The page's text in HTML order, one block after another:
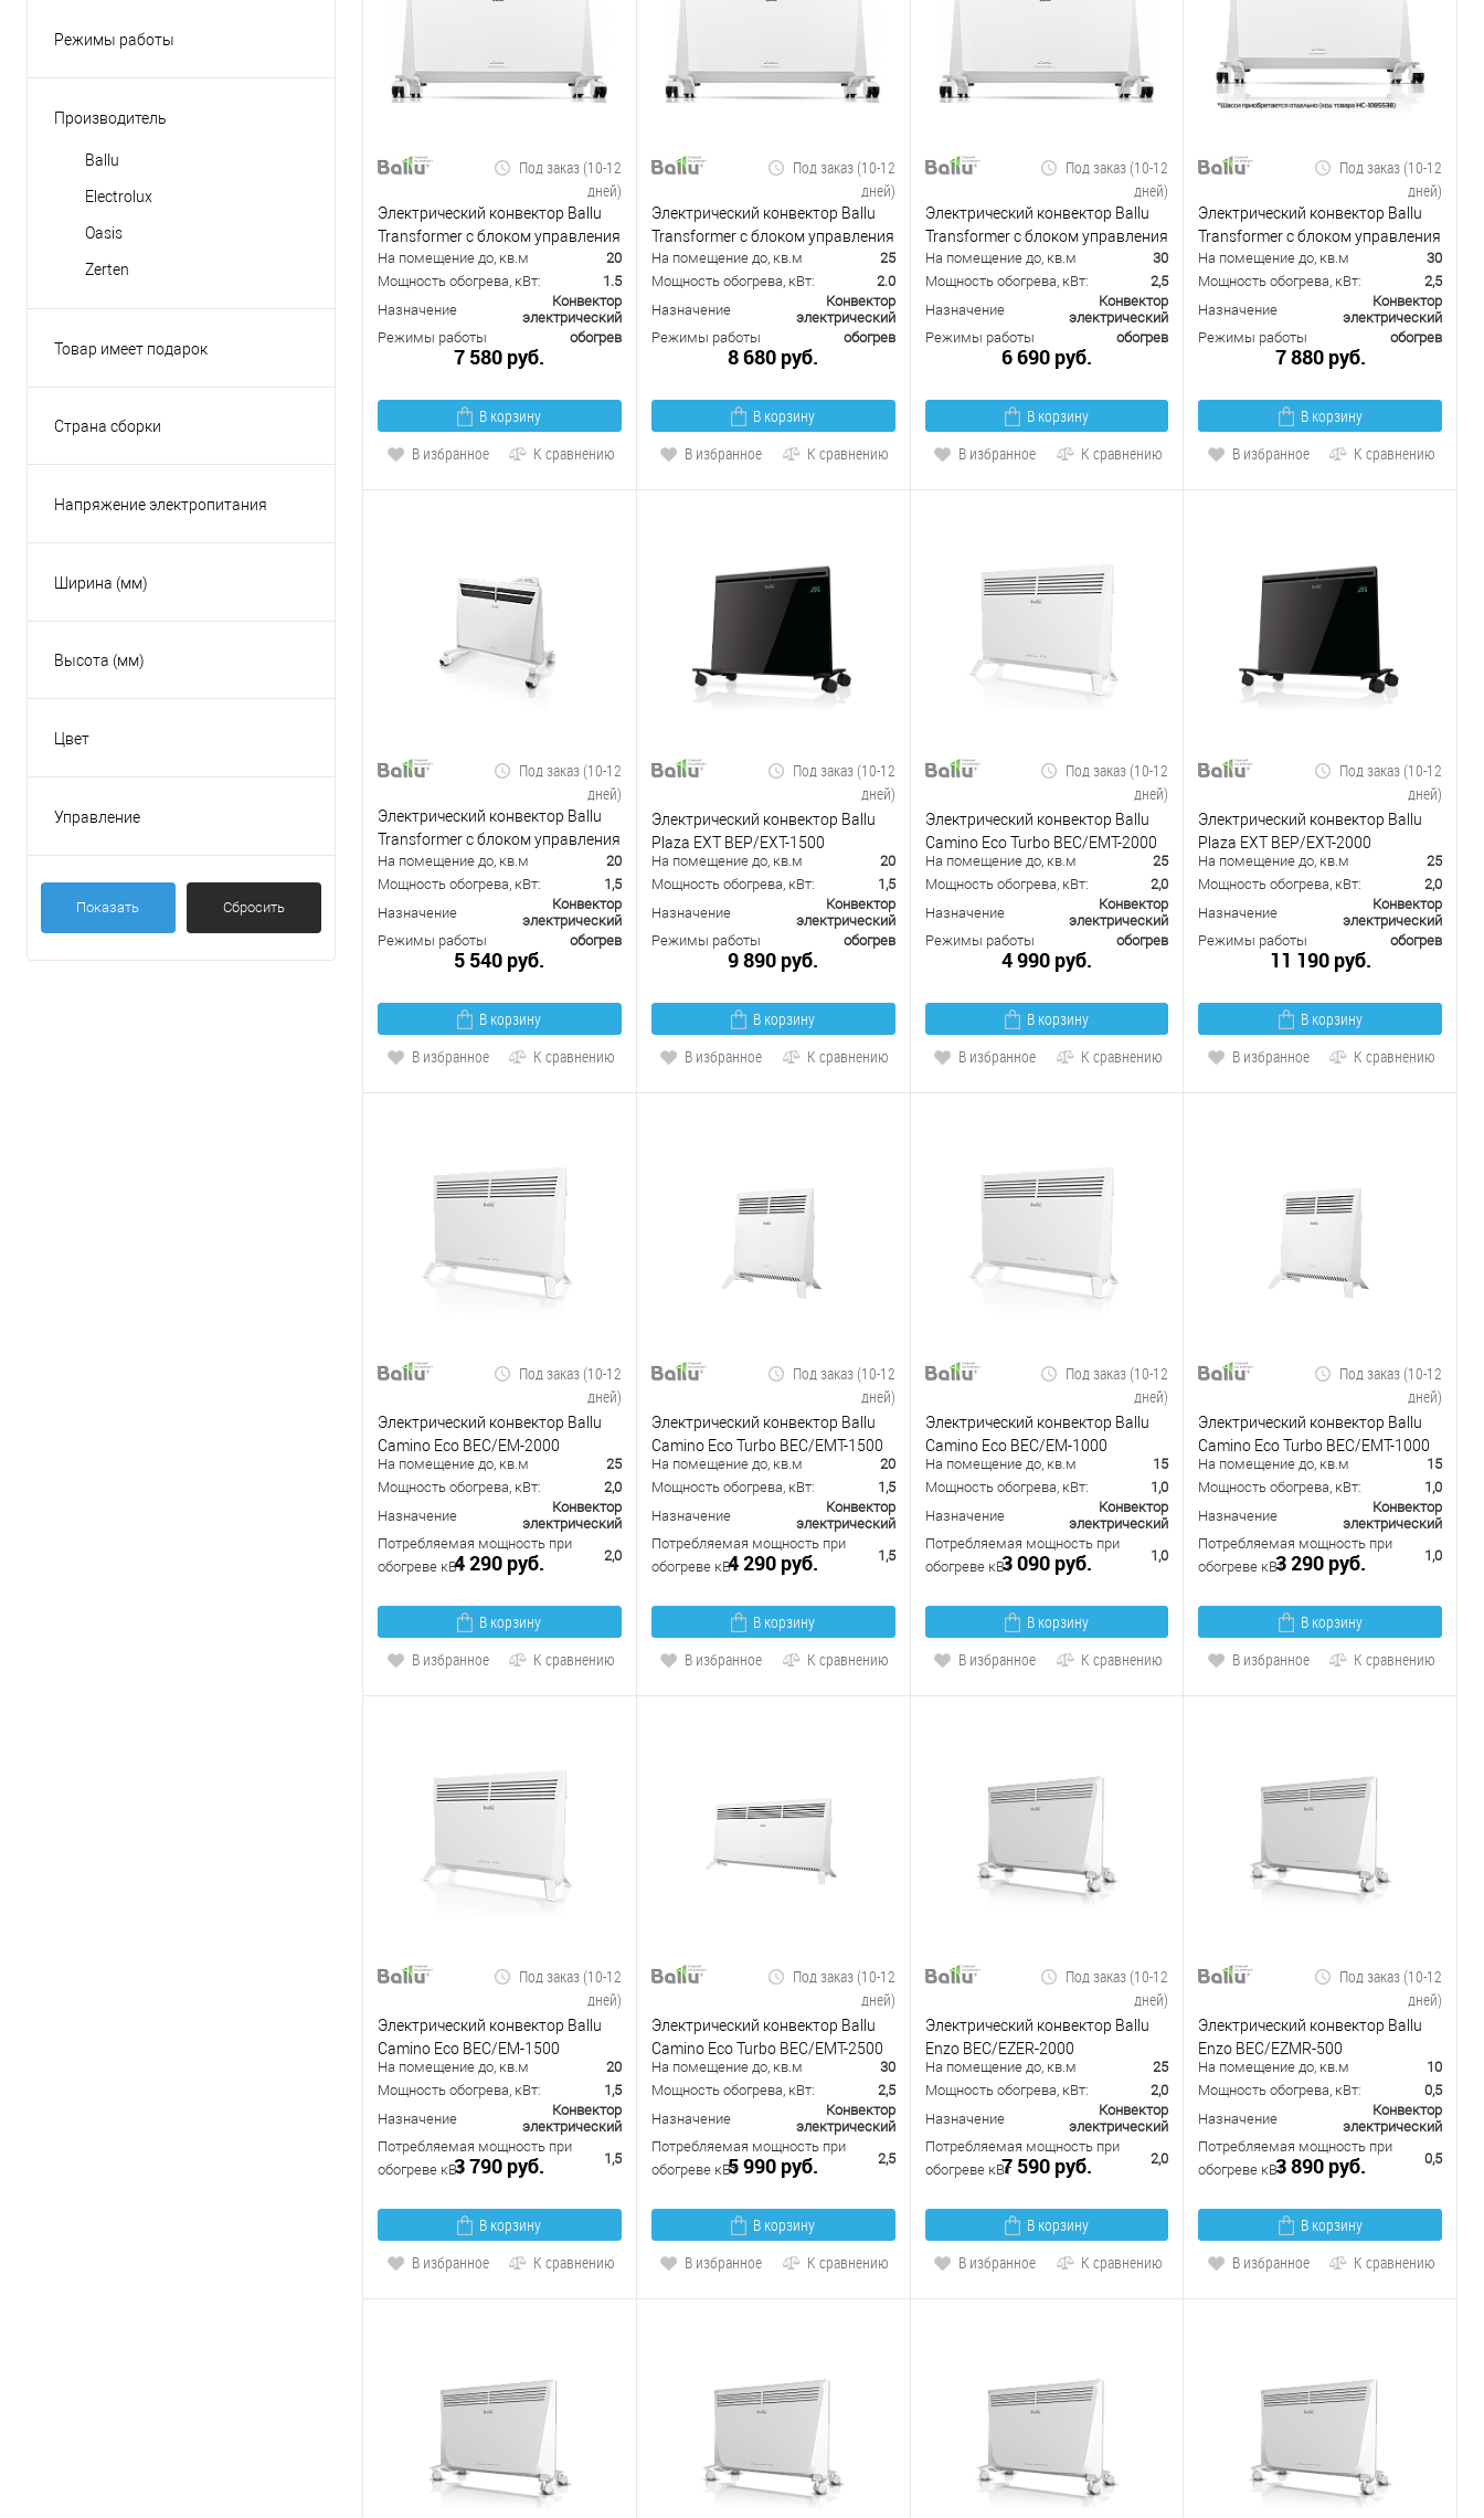
Режимы работы
Производитель
Ballu
Electrolux
Oasis
Zerten
Товар имеет подарок
Страна сборки
Напряжение электропитания
Ширина (мм)
Высота (мм)
Цвет
Управление
Показать Сбросить
Под заказ (10-12
дней)
Электрический конвектор Ballu
Transformer с блоком управления
BEC/EVU-1500-I (инверторный)
На помещение до, кв.м
20
Мощность обогрева, кВт:
1.5
Назначение
Конвектор
электрический
Режимы работы
обогрев
7 580 руб.
В корзину
В избранное
К сравнению
Под заказ (10-12
дней)
Электрический конвектор Ballu
Transformer с блоком управления
BEC/EVU-2000-I (инверторный)
На помещение до, кв.м
25
Мощность обогрева, кВт:
2.0
Назначение
Конвектор
электрический
Режимы работы
обогрев
8 680 руб.
В корзину
В избранное
К сравнению
Под заказ (10-12
дней)
Электрический конвектор Ballu
Transformer с блоком управления
BEC/EVU-2500-M (механический)
На помещение до, кв.м
30
Мощность обогрева, кВт:
2,5
Назначение
Конвектор
электрический
Режимы работы
обогрев
6 690 руб.
В корзину
В избранное
К сравнению
Под заказ (10-12
дней)
Электрический конвектор Ballu
Transformer с блоком управления
BEC/EVU-2500-E (электронный)
На помещение до, кв.м
30
Мощность обогрева, кВт:
2,5
Назначение
Конвектор
электрический
Режимы работы
обогрев
7 880 руб.
В корзину
В избранное
К сравнению
Под заказ (10-12
дней)
Электрический конвектор Ballu
Transformer с блоком управления
BEC/EVU-1500-M (механический)
На помещение до, кв.м
20
Мощность обогрева, кВт:
1,5
Назначение
Конвектор
электрический
Режимы работы
обогрев
5 540 руб.
В корзину
В избранное
К сравнению
Под заказ (10-12
дней)
Электрический конвектор Ballu
Plaza EXT BEP/EXT-1500
На помещение до, кв.м
20
Мощность обогрева, кВт:
1,5
Назначение
Конвектор
электрический
Режимы работы
обогрев
9 890 руб.
В корзину
В избранное
К сравнению
Под заказ (10-12
дней)
Электрический конвектор Ballu
Camino Eco Turbo BEC/EMT-2000
На помещение до, кв.м
25
Мощность обогрева, кВт:
2,0
Назначение
Конвектор
электрический
Режимы работы
обогрев
4 990 руб.
В корзину
В избранное
К сравнению
Под заказ (10-12
дней)
Электрический конвектор Ballu
Plaza EXT BEP/EXT-2000
На помещение до, кв.м
25
Мощность обогрева, кВт:
2,0
Назначение
Конвектор
электрический
Режимы работы
обогрев
11 190 руб.
В корзину
В избранное
К сравнению
Под заказ (10-12
дней)
Электрический конвектор Ballu
Camino Eco BEC/EM-2000
На помещение до, кв.м
25
Мощность обогрева, кВт:
2,0
Назначение
Конвектор
электрический
Потребляемая мощность при
обогреве кВт
2,0
4 290 руб.
В корзину
В избранное
К сравнению
Под заказ (10-12
дней)
Электрический конвектор Ballu
Camino Eco Turbo BEC/EMT-1500
На помещение до, кв.м
20
Мощность обогрева, кВт:
1,5
Назначение
Конвектор
электрический
Потребляемая мощность при
обогреве кВт
1,5
4 290 руб.
В корзину
В избранное
К сравнению
Под заказ (10-12
дней)
Электрический конвектор Ballu
Camino Eco BEC/EM-1000
На помещение до, кв.м
15
Мощность обогрева, кВт:
1,0
Назначение
Конвектор
электрический
Потребляемая мощность при
обогреве кВт
1,0
3 090 руб.
В корзину
В избранное
К сравнению
Под заказ (10-12
дней)
Электрический конвектор Ballu
Camino Eco Turbo BEC/EMT-1000
На помещение до, кв.м
15
Мощность обогрева, кВт:
1,0
Назначение
Конвектор
электрический
Потребляемая мощность при
обогреве кВт
1,0
3 290 руб.
В корзину
В избранное
К сравнению
Под заказ (10-12
дней)
Электрический конвектор Ballu
Camino Eco BEC/EM-1500
На помещение до, кв.м
20
Мощность обогрева, кВт:
1,5
Назначение
Конвектор
электрический
Потребляемая мощность при
обогреве кВт
1,5
3 790 руб.
В корзину
В избранное
К сравнению
Под заказ (10-12
дней)
Электрический конвектор Ballu
Camino Eco Turbo BEC/EMT-2500
На помещение до, кв.м
30
Мощность обогрева, кВт:
2,5
Назначение
Конвектор
электрический
Потребляемая мощность при
обогреве кВт
2,5
5 990 руб.
В корзину
В избранное
К сравнению
Под заказ (10-12
дней)
Электрический конвектор Ballu
Enzo BEC/EZER-2000
На помещение до, кв.м
25
Мощность обогрева, кВт:
2,0
Назначение
Конвектор
электрический
Потребляемая мощность при
обогреве кВт
2,0
7 590 руб.
В корзину
В избранное
К сравнению
Под заказ (10-12
дней)
Электрический конвектор Ballu
Enzo BEC/EZMR-500
На помещение до, кв.м
10
Мощность обогрева, кВт:
0,5
Назначение
Конвектор
электрический
Потребляемая мощность при
обогреве кВт
0,5
3 890 руб.
В корзину
В избранное
К сравнению